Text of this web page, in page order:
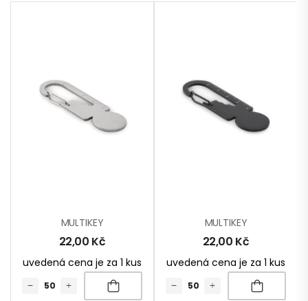
MULTIKEY
22,00 Kč
uvedená cena je za 1 kus
MULTIKEY
22,00 Kč
uvedená cena je za 1 kus